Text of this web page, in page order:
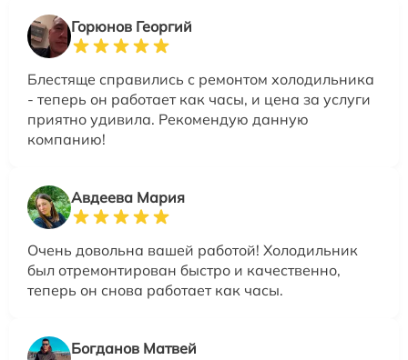
Горюнов Георгий
Блестяще справились с ремонтом холодильника
- теперь он работает как часы, и цена за услуги
приятно удивила. Рекомендую данную
компанию!
Авдеева Мария
Очень довольна вашей работой! Холодильник
был отремонтирован быстро и качественно,
теперь он снова работает как часы.
Богданов Матвей